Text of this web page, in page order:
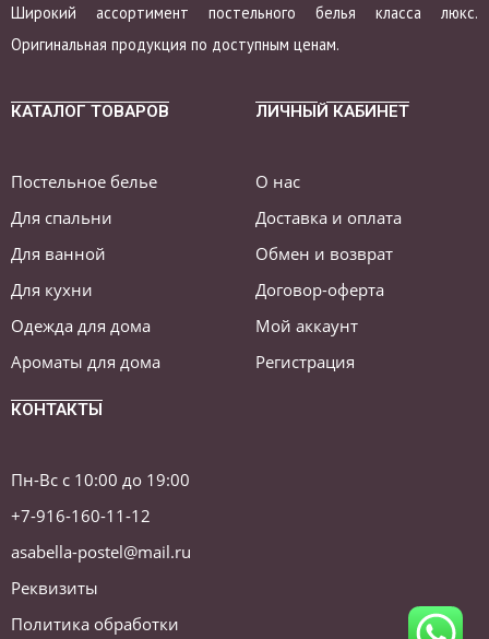
Широкий ассортимент постельного белья класса люкс.
Оригинальная продукция по доступным ценам.
КАТАЛОГ ТОВАРОВ
Постельное белье
Для спальни
Для ванной
Для кухни
Одежда для дома
Ароматы для дома
ЛИЧНЫЙ КАБИНЕТ
О нас
Доставка и оплата
Обмен и возврат
Договор-оферта
Мой аккаунт
Регистрация
КОНТАКТЫ
Пн-Вс с 10:00 до 19:00
+7-916-160-11-12
asabella-postel@mail.ru
Реквизиты
Политика обработки